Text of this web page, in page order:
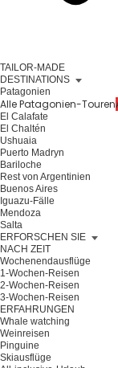
TAILOR-MADE
DESTINATIONS
Patagonien
Alle Patagonien-Touren
El Calafate
El Chaltén
Ushuaia
Puerto Madryn
Bariloche
Rest von Argentinien
Buenos Aires
Iguazu-Fälle
Mendoza
Salta
ERFORSCHEN SIE
NACH ZEIT
Wochenendausflüge
1-Wochen-Reisen
2-Wochen-Reisen
3-Wochen-Reisen
ERFAHRUNGEN
Whale watching
Weinreisen
Pinguine
Skiausflüge